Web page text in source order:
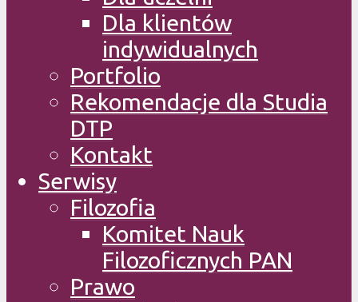
Dla klientów
indywidualnych
Portfolio
Rekomendacje dla Studia
DTP
Kontakt
Serwisy
Filozofia
Komitet Nauk
Filozoficznych PAN
Prawo